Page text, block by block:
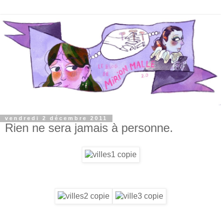
vendredi 2 décembre 2011
Rien ne sera jamais à personne.